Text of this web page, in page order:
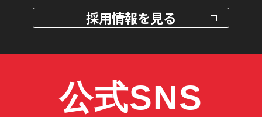
採用情報を見る
公式SNS